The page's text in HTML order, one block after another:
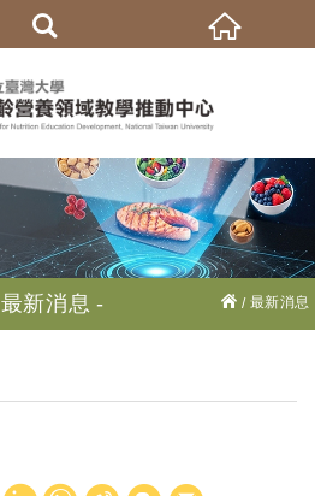
最新消息 最新消息